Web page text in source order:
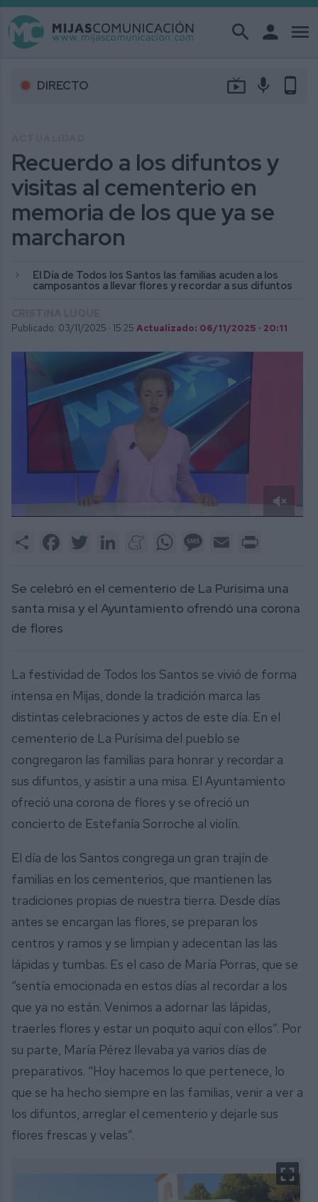
search person menu
DIRECTO live_tv mic phone_android
Recuerdo a los difuntos y
visitas al cementerio en
memoria de los que ya se
marcharon
El Día de Todos los Santos las familias acuden a los
camposantos a llevar flores y recordar a sus difuntos
Publicado: 03/11/2025 · 15:25 Actualizado: 06/11/2025 · 20:11
3
Share FacebookTwitter LinkedInMeneameWhatsAppMessage
Email
Se celebró en el cementerio de La Purísima una
santa misa y el Ayuntamiento ofrendó una corona
de flores
La festividad de Todos los Santos se vivió de forma
intensa en Mijas, donde la tradición marca las
distintas celebraciones y actos de este día. En el
cementerio de La Purísima del pueblo se
congregaron las familias para honrar y recordar a
sus difuntos, y asistir a una misa. El Ayuntamiento
ofreció una corona de flores y se ofreció un
concierto de Estefanía Sorroche al violín.
El día de los Santos congrega un gran trajín de
familias en los cementerios, que mantienen las
tradiciones propias de nuestra tierra. Desde días
antes se encargan las flores, se preparan los
centros y ramos y se limpian y adecentan las las
lápidas y tumbas. Es el caso de María Porras, que se
“sentía emocionada en estos días al recordar a los
que ya no están. Venimos a adornar las lápidas,
traerles flores y estar un poquito aquí con ellos”. Por
su parte, María Pérez llevaba ya varios días de
preparativos. “Hoy hacemos lo que pertenece, lo
que se ha hecho siempre en las familias, venir a ver a
los difuntos, arreglar el cementerio y dejarle sus
flores frescas y velas”.